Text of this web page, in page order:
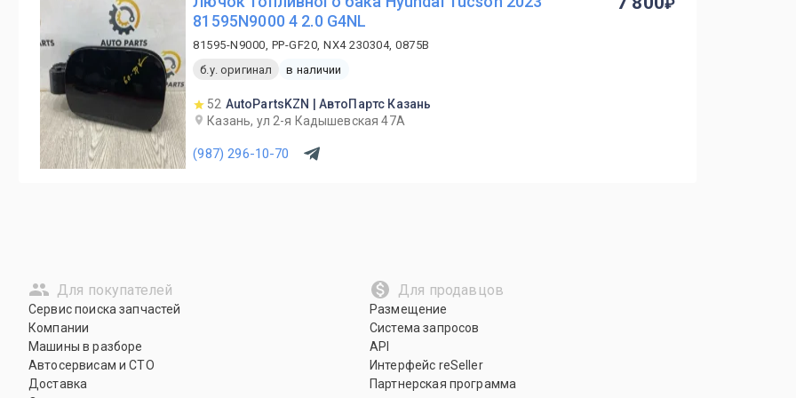
81595N9000 4 2.0 G4NL
81595-N9000, PP-GF20, NX4 230304, 0875B
б.у. оригинал
в наличии
52 AutoPartsKZN | АвтоПартс Казань
Казань, ул 2-я Кадышевская 47А
(987) 296-10-70
Для покупателей
Сервис поиска запчастей
Компании
Машины в разборе
Автосервисам и СТО
Доставка
Для продавцов
Размещение
Система запросов
API
Интерфейс reSeller
Партнерская программа